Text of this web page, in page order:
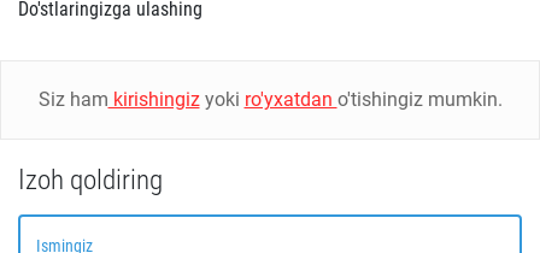
Do'stlaringizga ulashing
Siz ham kirishingizyoki ro'yxatdan o'tishingiz mumkin.
Izoh qoldiring
Ismingiz